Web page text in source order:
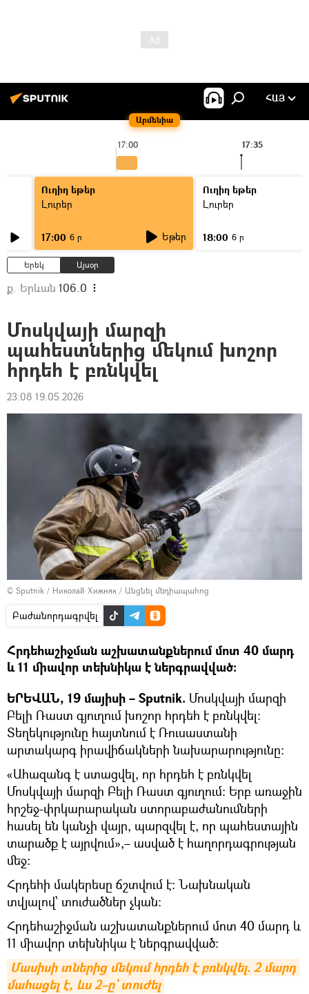
Արմենիա
ՀԱՅ
17:00 17:35
Ուղիղ եթեր
Լուրեր
17:00 6 ր Եթեր
Ուղիղ եթեր
Լուրեր
18:00 6 ր
Երեկ Այսօր
ք. Երևան 106.0
Մոսկվայի մարզի
պահեստներից մեկում խոշոր
հրդեհ է բռնկվել
23:08 19.05.2026
© Sputnik / Николай Хижняк / Անցնել մեդիապահոց
Բաժանորդագրվել
Հրդեհաշիջման աշխատանքներում մոտ 40 մարդ
և 11 միավոր տեխնիկա է ներգրավված:
ԵՐԵՎԱՆ, 19 մայիսի – Sputnik. Մոսկվայի մարզի
Բելի Ռաստ գյուղում խոշոր հրդեհ է բռնկվել։
Տեղեկությունը հայտնում է Ռուսաստանի
արտակարգ իրավիճակների նախարարությունը։
«Ահազանգ է ստացվել, որ հրդեհ է բռնկվել
Մոսկվայի մարզի Բելի Ռաստ գյուղում։ Երբ առաջին
հրշեջ-փրկարարական ստորաբաժանումների
հասել են կանչի վայր, պարզվել է, որ պահեստային
տարածք է այրվում»,– ասված է հաղորդագրության
մեջ:
Հրդեհի մակերեսը ճշտվում է։ Նախնական
տվյալով՝ տուժածներ չկան:
Հրդեհաշիջման աշխատանքներում մոտ 40 մարդ և
11 միավոր տեխնիկա է ներգրավված:
Մասիսի տներից մեկում հրդեհ է բռնկվել. 2 մարդ
մահացել է, ևս 2–ը` տուժել